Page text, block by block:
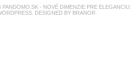
- NOVÉ DIMENZIE PRE ELEGANCIU.
DESIGNED BY BRANOR.